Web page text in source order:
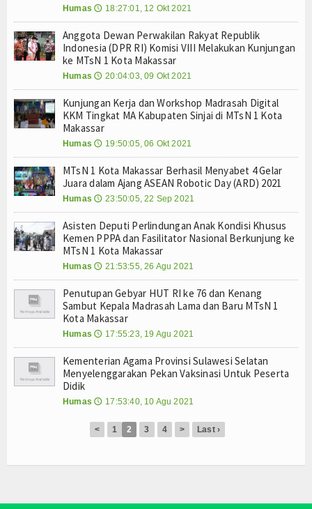
Multi Media
Gallery
Layanan BK
E-Jadwal
Perpustakaan Digital
Survey Kepuasan Layanan Publik
E-Komite
Lab-IPA
Perangkat PBM
Setiap Mata Pelajaran
Zona Integritas(ZI)
Adiwiyata
Humas 🕔 18:27:01, 12 Okt 2021
Anggota Dewan Perwakilan Rakyat Republik
Indonesia (DPR RI) Komisi VIII Melakukan Kunjungan
ke MTsN 1 Kota Makassar
Humas 🕔 20:04:03, 09 Okt 2021
Kunjungan Kerja dan Workshop Madrasah Digital
KKM Tingkat MA Kabupaten Sinjai di MTsN 1 Kota
Makassar
Humas 🕔 19:50:05, 06 Okt 2021
MTsN 1 Kota Makassar Berhasil Menyabet 4 Gelar
Juara dalam Ajang ASEAN Robotic Day (ARD) 2021
Humas 🕔 23:50:05, 22 Sep 2021
Asisten Deputi Perlindungan Anak Kondisi Khusus
Kemen PPPA dan Fasilitator Nasional Berkunjung ke
MTsN 1 Kota Makassar
Humas 🕔 21:53:55, 26 Agu 2021
Penutupan Gebyar HUT RI ke 76 dan Kenang
Sambut Kepala Madrasah Lama dan Baru MTsN 1
Kota Makassar
Humas 🕔 17:55:23, 19 Agu 2021
Kementerian Agama Provinsi Sulawesi Selatan
Menyelenggarakan Pekan Vaksinasi Untuk Peserta
Didik
Humas 🕔 17:53:40, 10 Agu 2021
< 1 2 3 4 > Last ›